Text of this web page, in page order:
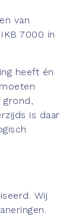
van
7000 in
heeft én
grond,
is daar
Wij